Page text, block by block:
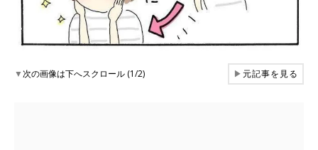
▼次の画像は下へスクロール (1/2) ▶元記事を見る